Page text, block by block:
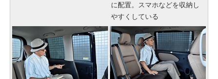
に配置。スマホなどを収納し
やすくしている